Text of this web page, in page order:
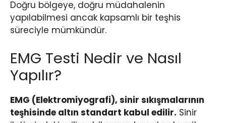
Doğru bölgeye, doğru müdahalenin
yapılabilmesi ancak kapsamlı bir teşhis
süreciyle mümkündür.
EMG Testi Nedir ve Nasıl
Yapılır?
EMG (Elektromiyografi), sinir sıkışmalarının
teşhisinde altın standart kabul edilir. Sinir